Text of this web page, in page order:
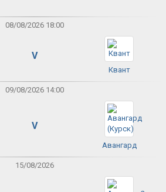
08/08/2026 18:00
V
Квант
09/08/2026 14:00
V
Авангард
15/08/2026